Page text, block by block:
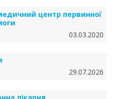
центр первинної
03.03.2020
29.07.2026